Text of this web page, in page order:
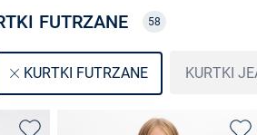
FUTRZANE 58
KURTKI FUTRZANE KURTKI